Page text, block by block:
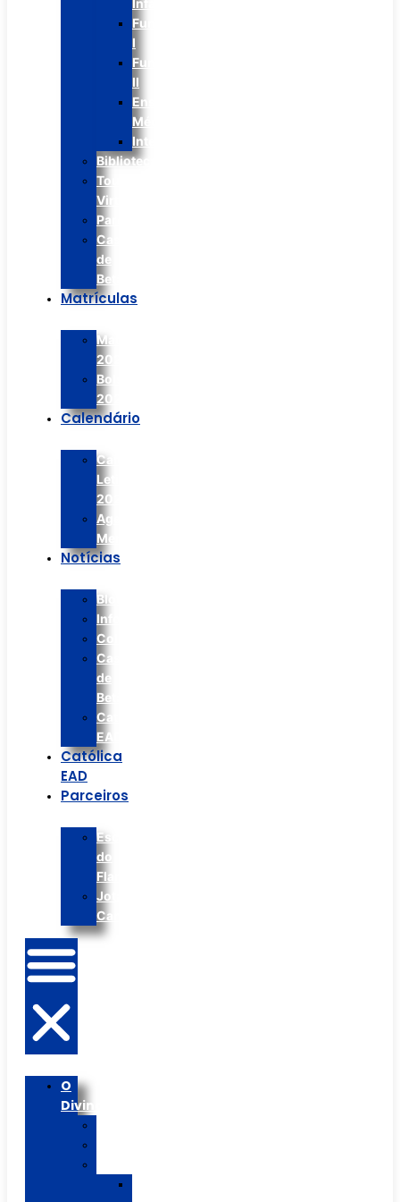
Infantil
Fundamental
I
Fundamental
II
Ens.
Médio
Integral
Biblioteca
Tour
Virtual
Paróquia
Casa
de
Betânia
Matrículas
Matrículas
2026
Bolsão
2026
Calendário
Calendário
Letivo
2026
Agenda
Mensal
Notícias
Blog/Artigos
Informes
Colégio
Casa
de
Betânia
Católica
EAD
Católica
EAD
Parceiros
Escolinha
do
Flamengo
Jota
Cantina
O
Divina